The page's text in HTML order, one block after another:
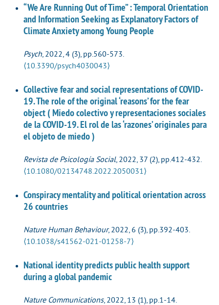
“We Are Running Out of Time” : Temporal Orientation
and Information Seeking as Explanatory Factors of
Climate Anxiety among Young People
Psych, 2022, 4 (3), pp.560-573.
⟨10.3390/psych4030043⟩
Collective fear and social representations of COVID-
19. The role of the original ‘reasons’ for the fear
object ( Miedo colectivo y representaciones sociales
de la COVID-19. El rol de las ‘razones’ originales para
el objeto de miedo )
Revista de Psicología Social, 2022, 37 (2), pp.412-432.
⟨10.1080/02134748.2022.2050031⟩
Conspiracy mentality and political orientation across
26 countries
Nature Human Behaviour, 2022, 6 (3), pp.392-403.
⟨10.1038/s41562-021-01258-7⟩
National identity predicts public health support
during a global pandemic
Nature Communications, 2022, 13 (1), pp.1-14.